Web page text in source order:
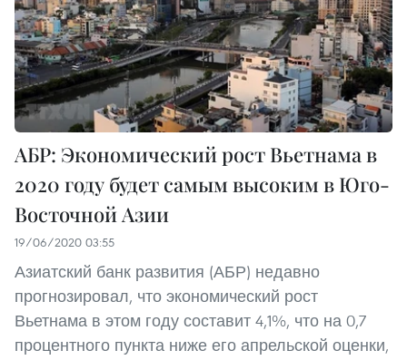
АБР: Экономический рост Вьетнама в
2020 году будет самым высоким в Юго-
Восточной Азии
19/06/2020 03:55
Азиатский банк развития (АБР) недавно
прогнозировал, что экономический рост
Вьетнама в этом году составит 4,1%, что на 0,7
процентного пункта ниже его апрельской оценки,